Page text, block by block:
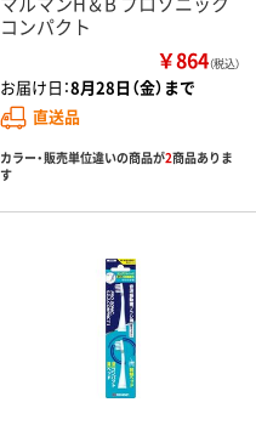
コンパクト
￥864（税込）
お届け日：8月28日（金）まで
直送品
カラー・販売単位違いの商品が2商品ありま
す